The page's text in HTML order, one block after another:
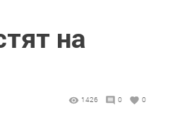
на
1426 0 0